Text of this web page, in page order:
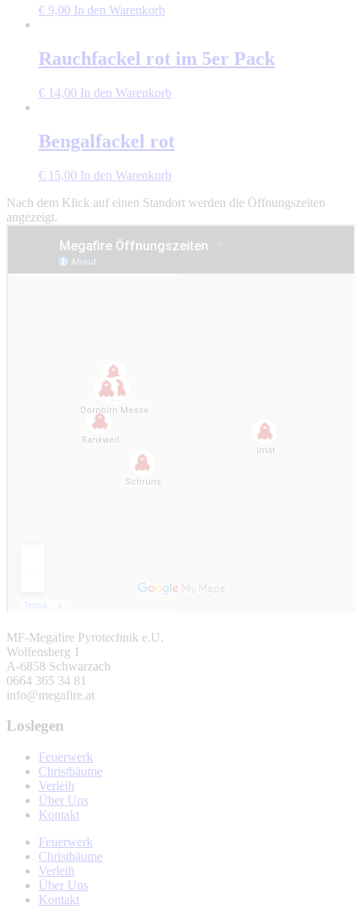
€ 9,00 In den Warenkorb
Rauchfackel rot im 5er Pack
€ 14,00 In den Warenkorb
Bengalfackel rot
€ 15,00 In den Warenkorb
Nach dem Klick auf einen Standort werden die Öffnungszeiten
angezeigt.
MF-Megafire Pyrotechnik e.U.
Wolfensberg 1
A-6858 Schwarzach
0664 365 34 81
info@megafire.at
Loslegen
Feuerwerk
Christbäume
Verleih
Über Uns
Kontakt
Feuerwerk
Christbäume
Verleih
Über Uns
Kontakt